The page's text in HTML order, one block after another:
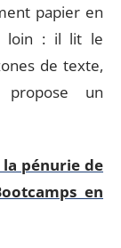
papier en
loin : il lit le
de texte,
un
la pénurie de
en